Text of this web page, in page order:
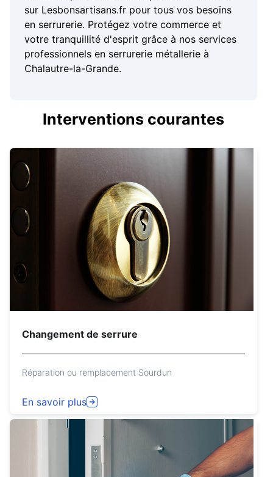
sur Lesbonsartisans.fr pour tous vos besoins
en serrurerie. Protégez votre commerce et
votre tranquillité d'esprit grâce à nos services
professionnels en serrurerie métallerie à
Chalautre-la-Grande.
Interventions courantes
Changement de serrure
Réparation ou remplacement Sourdun
En savoir plus